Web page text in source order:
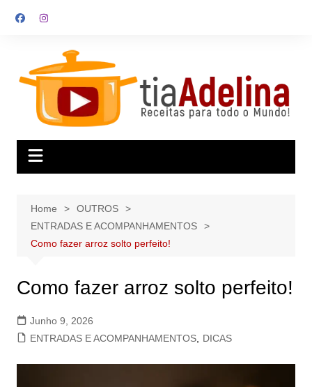
Home
OUTROS
ENTRADAS E ACOMPANHAMENTOS
Como fazer arroz solto perfeito!
Como fazer arroz solto perfeito!
Junho 9, 2026
ENTRADAS E ACOMPANHAMENTOS, DICAS